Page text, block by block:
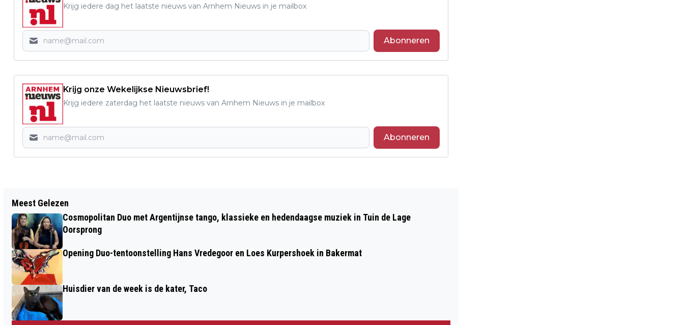
Krijg iedere dag het laatste nieuws van Arnhem Nieuws in je mailbox
Abonneren
Krijg onze Wekelijkse Nieuwsbrief!
Krijg iedere zaterdag het laatste nieuws van Arnhem Nieuws in je mailbox
Abonneren
ZELDZAAM MOOI MARKT ARNHEM OP
ZONDAG 22 JUNI
GROUP EN ZET VOLGENDE STAP IN
Meest Gelezen
Cosmopolitan Duo met Argentijnse tango, klassieke en hedendaagse muziek in Tuin de Lage
Oorsprong
Opening Duo-tentoonstelling Hans Vredegoor en Loes Kurpershoek in Bakermat
Huisdier van de week is de kater, Taco